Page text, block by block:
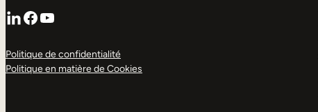
LinkedIn
Facebook
YouTube
Politique de confidentialité
Politique en matière de Cookies